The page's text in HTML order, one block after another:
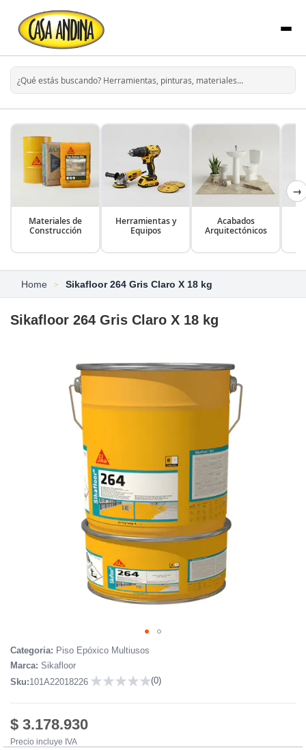
Materiales de
Construcción
Herramientas y
Equipos
Acabados
Arquitectónicos
→
Home Sikafloor 264 Gris Claro X 18 kg
Skip
to
of
the
images
gallery
Sikafloor 264 Gris Claro X 18 kg
Categoria: Piso Epóxico Multiusos
Marca: Sikafloor
Sku:101A22018226
(0)
$ 3.178.930
Precio incluye IVA